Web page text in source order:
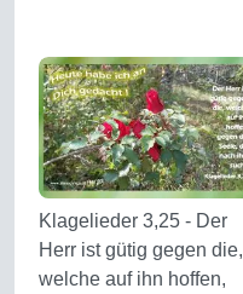
Klagelieder 3,25 - Der
Herr ist gütig gegen die,
welche auf ihn hoffen,